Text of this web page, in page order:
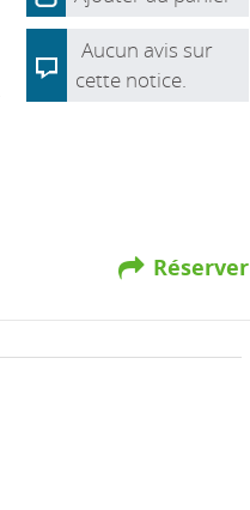
Aucun avis sur
cette notice.
Réserver